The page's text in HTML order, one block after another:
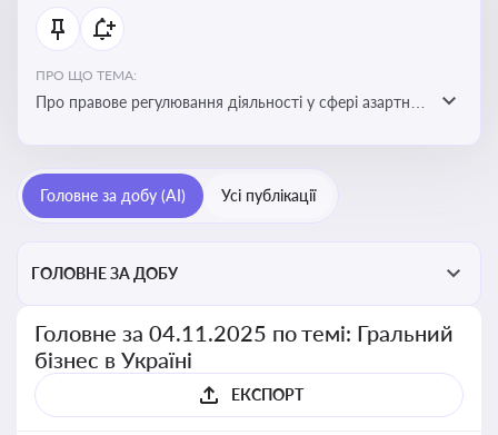
ПРО ЩО ТЕМА:
Про правове регулювання діяльності у сфері азартних
реальні кейси
Головне за добу (AI) Усі публікації
ГОЛОВНЕ ЗА ДОБУ
Головне за 04.11.2025 по темі: Гральний
бізнес в Україні
ЕКСПОРТ